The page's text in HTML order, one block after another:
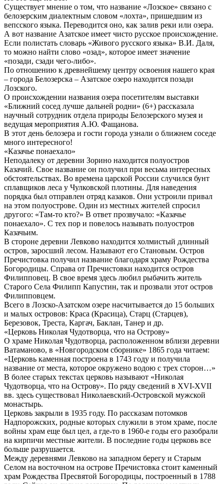
Существует мнение о том, что название «Лозское» связано с
белозерским диалектным словом «лохта», пришедшим из
вепсского языка. Переводится оно, как залив реки или озера.
А вот название Азатское имеет чисто русское происхождение.
Если полистать словарь «Живого русского языка» В.И. Даля,
то можно найти слово «озад», которое имеет значение
«позади, сзади чего-либо».
По отношению к древнейшему центру освоения нашего края
– города Белозерска – Азатское озеро находится позади
Лозского.
О происхождении названия озера посетителям выставки
«Ближний сосед лучше дальней родни» (6+) рассказала
научный сотрудник отдела природы Белозерского музея и
ведущая мероприятия А.Ю. Фащанова.
В этот день белозера и гости города узнали о ближнем соседе
много интересного!
«Казачье понаехало»
Неподалеку от деревни Зорино находится полуостров
Казачий. Свое название он получил при весьма интересных
обстоятельствах. Во времена царской России случился бунт
сплавщиков леса у Чулковской плотины. Для наведения
порядка был отправлен отряд казаков. Они устроили привал
на этом полуострове. Один из местных жителей спросил
другого: «Там-то кто?» В ответ прозвучало: «Казачье
понаехало». С тех пор и повелось называть полуостров
Казачьим.
В стороне деревни Левково находится холмистый длинный
остров, заросший лесом. Называют его Становым. Остров
Пречистовка получил название благодаря храму Рождества
Богородицы. Справа от Пречистовки находится остров
Филипповец. В свое время здесь любил рыбачить житель
Старого Села Филипп Капустин, так и прозвали этот остров
Филипповцем.
Всего в Лозско-Азатском озере насчитывается до 15 больших
и малых островов: Краса (Красица), Старц (Старцев),
Березовок, Треста, Каргач, Баклан, Танер и др.
«Церковь Николая Чудотворца, что на Острову»
О храме Николая Чудотворца, расположенном вблизи деревни
Ватаманово, в «Новгородском сборнике» 1865 года читаем:
«Церковь каменная построена в 1743 году и получила
название от места, которое окружено водою с трех сторон…»
В более старых текстах церковь называют «Николая
Чудотворца, что на Острову». По ряду сведений в XVI-XVII
вв. здесь существовал Николаевский-Островской мужской
монастырь.
Церковь закрыли в 1935 году. По рассказам потомков
Надпорожских, родные которых служили в этом храме, после
войны храм еще был цел, а где-то в 1960-е годы его разобрали
на кирпичи местные жители. В последние годы церковь все
больше разрушается.
Между деревнями Левково на западном берегу и Старым
Селом на восточном на острове Пречистовка стоит каменный
храм Рождества Пресвятой Богородицы, построенный в 1788